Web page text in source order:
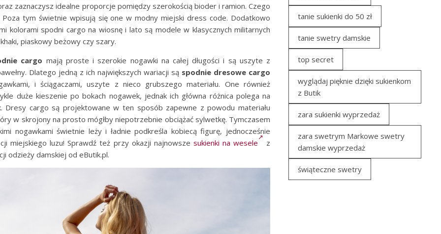
zaznaczysz idealne proporcje pomiędzy szerokością bioder i ramion. Czego
Poza tym świetnie wpisują się one w modny miejski dress code. Dodatkowo
kolorami spodni cargo na wiosnę i lato są modele w klasycznych militarnych
piaskowy beżowy czy szary.
cargo mają proste i szerokie nogawki na całej długości i są uszyte z
Dlatego jedną z ich największych wariacji są spodnie dresowe cargo
i ściągaczami, uszyte z nieco grubszego materiału. One również
duże kieszenie po bokach nogawek, jednak ich główna różnica polega na
Dresy cargo są projektowane w ten sposób zapewne z powodu materiału
w skrojony na prosto mógłby niepotrzebnie obciążać sylwetkę. Tymczasem
nogawkami świetnie leży i ładnie podkreśla kobiecą figurę, jednocześnie
miejskiego luzu! Sprawdź też przy okazji najnowsze sukienki na wesele
z
odzieży damskiej od eButik.pl.
tanie sukienki do 50 zł
tanie swetry damskie
top secret
wyglądaj pięknie dzięki sukienkom
z Butik
zara sukienki wyprzedaż
zara swetrym Markowe swetry
damskie wyprzedaż
świąteczne swetry